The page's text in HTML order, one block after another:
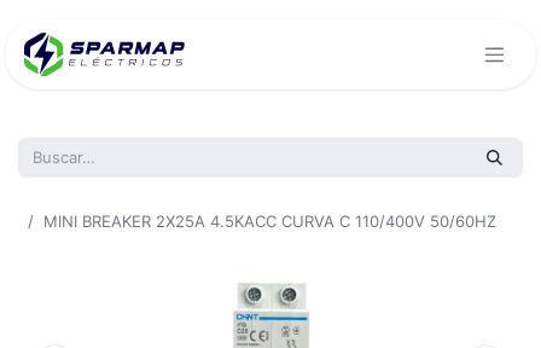
MINI BREAKER 2X25A 4.5KACC CURVA C 110/400V 50/60HZ